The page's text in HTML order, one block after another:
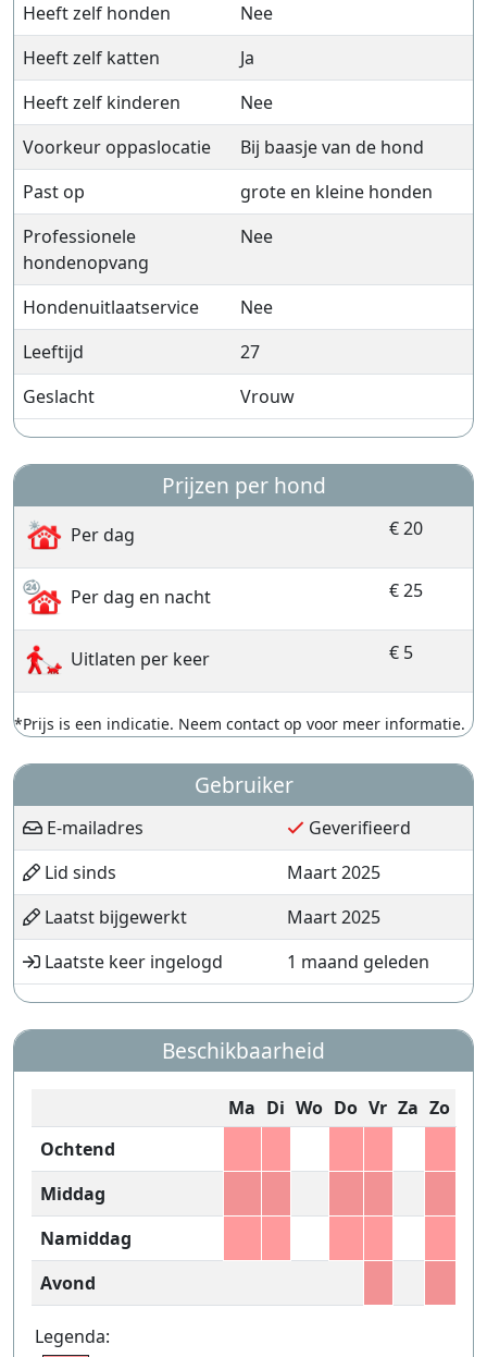
Heeft zelf honden
Nee
Heeft zelf katten
Ja
Heeft zelf kinderen
Nee
Voorkeur oppaslocatie
Bij baasje van de hond
Past op
grote en kleine honden
Professionele
hondenopvang
Nee
Hondenuitlaatservice
Nee
Leeftijd
27
Geslacht
Vrouw
Prijzen per hond
Per dag € 20
Per dag en nacht € 25
Uitlaten per keer € 5
*Prijs is een indicatie. Neem contact op voor meer informatie.
Gebruiker
E-mailadres
Geverifieerd
Lid sinds
Maart 2025
Laatst bijgewerkt
Maart 2025
Laatste keer ingelogd
1 maand geleden
Beschikbaarheid
Ma Di Wo Do Vr Za Zo
Ochtend
Middag
Namiddag
Avond
Legenda: